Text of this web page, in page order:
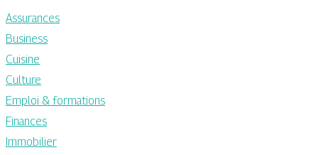
Assurances
Business
Cuisine
Culture
Emploi & formations
Finances
Immobilier